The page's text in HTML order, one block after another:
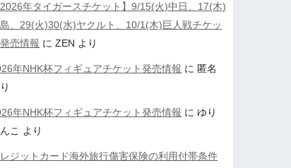
2026年タイガースチケット】9/15(火)中日、17(木)
、29(火)30(水)ヤクルト、10/1(木)巨人戦チケッ
発売情報 に ZEN より
年NHK杯フィギュアチケット発売情報 に 匿名
年NHK杯フィギュアチケット発売情報 に ゆり
こ より
ジットカード海外旅行傷害保険の利用付帯条件